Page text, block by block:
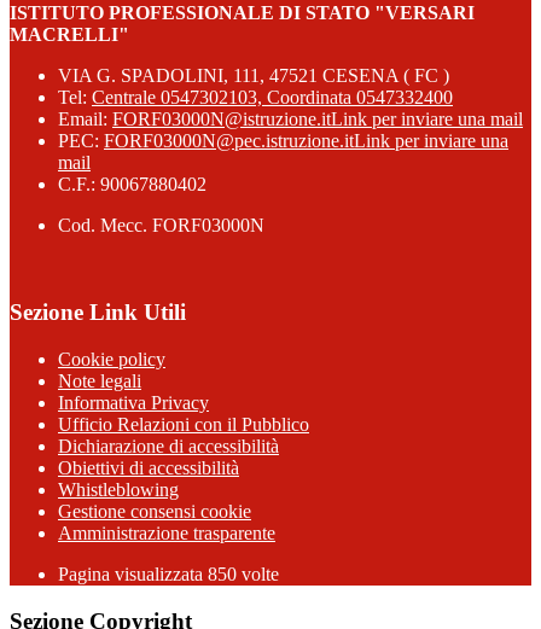
ISTITUTO PROFESSIONALE DI STATO "VERSARI
MACRELLI"
VIA G. SPADOLINI, 111, 47521 CESENA ( FC )
Tel: Centrale 0547302103, Coordinata 0547332400
Email: FORF03000N@istruzione.itLink per inviare una mail
PEC: FORF03000N@pec.istruzione.itLink per inviare una
mail
C.F.: 90067880402
Cod. Mecc. FORF03000N
Sezione Link Utili
Cookie policy
Note legali
Informativa Privacy
Ufficio Relazioni con il Pubblico
Dichiarazione di accessibilità
Obiettivi di accessibilità
Whistleblowing
Gestione consensi cookie
Amministrazione trasparente
Pagina visualizzata 850 volte
Sezione Copyright